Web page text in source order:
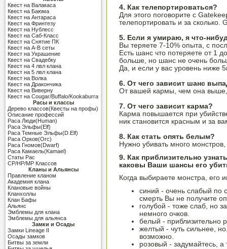
Квест на Валакаса
Квест на Баюма
Квест на Антараса
Квест на Фринтезу
Квест на Нублесс
Квест на Саб-Класс
Квест на Снятие ПК
Квест на A-B сеты
Квест на Украшение
Квест на Свадебку
Квест на 4 лвл клана
Квест на 5 лвл клана
Квест на Волка
Квест на Дракончика
Квест на Виверну
Квест на Cougar/Buffalo/Kookaburra
Расы и классы
Дерево классов(Квесты на профы)
Описание профессий
Раса Люди(Human)
Раса Эльфы(Elf)
Раса Темные Эльфы(D.Elf)
Раса Орков(Orc)
Раса Гномов(Dwarf)
Раса Камаель(Kamael)
Cтаты Рас
CP/HP/MP Классов
Кланы и Альянсы
Правление кланом
Академия клана
Клановые войны
Кланхоллы
Клан Бафы
Альянс
Эмблемы для клана
Эмблемы для альянса
Замки и Осады
Замки Lineage II
Осады замков
Битвы за земли
4. Как телепортироваться?
Для этого поговорите с
телепортировать и за сколько.
5. Если я умираю, я что-
Вы теряете 7-10% опыта, с
Есть шанс что потеряете от 1
больше, но шанс не очень
Да, и если у вас уровень ниже
6. От чего зависит шанс
От вашей кармы, чем она
7. От чего зависит карма?
Карма повышается при
ник становится красным и за
8. Как стать опять белым?
Нужно убивать много
9. Как приблизительно
каковы Ваши шансы его
Когда выбираете монстра, его
синий - очень слабый по
смерть Вы не получите
голубой - тоже слаб, но
немного очков.
белый - приблизительно
желтый - чуть сильнее,
возможно.
розовый - задумайтесь,